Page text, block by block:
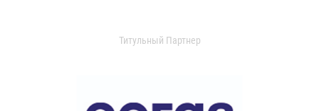
Титульный Партнер